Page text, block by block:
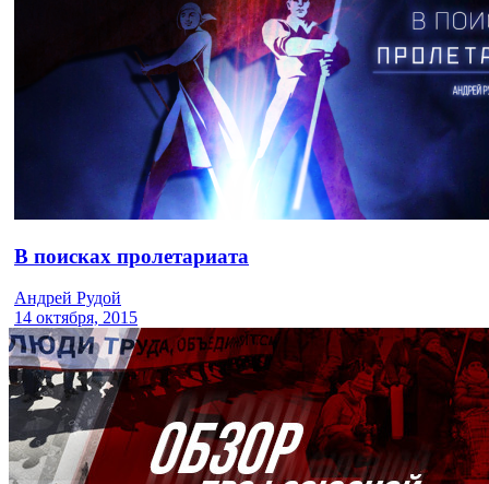
В поисках пролетариата
Андрей Рудой
14 октября, 2015